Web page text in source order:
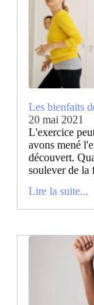
Les bienfaits
20 mai 2021
L'exercice
avons mené
découvert.
soulever de la
Lire la suite...